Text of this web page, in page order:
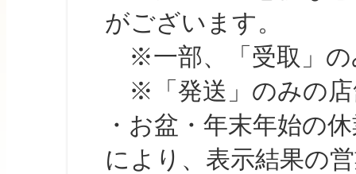
がございます。
※一部、「受取」の
※「発送」のみの店
・お盆・年末年始の
により、表示結果の